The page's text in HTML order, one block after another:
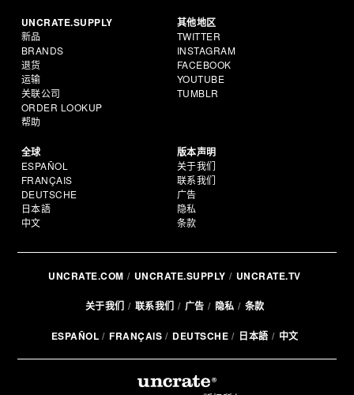
UNCRATE.SUPPLY
新品
BRANDS
退货
运输
关联公司
ORDER LOOKUP
帮助
其他地区
TWITTER
INSTAGRAM
FACEBOOK
YOUTUBE
TUMBLR
全球
ESPAÑOL
FRANÇAIS
DEUTSCHE
日本語
中文
版本声明
关于我们
联系我们
广告
隐私
条款
UNCRATE.COM UNCRATE.SUPPLY UNCRATE.TV
关于我们 联系我们 广告 隐私 条款
ESPAÑOL FRANÇAIS DEUTSCHE 日本語 中文